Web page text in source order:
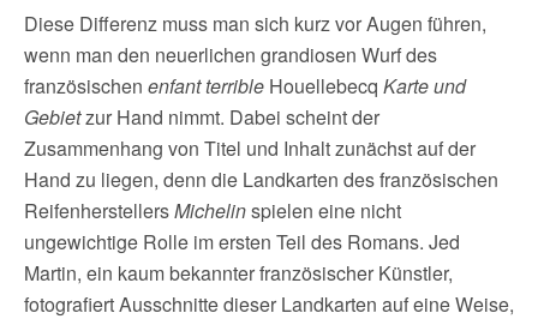
Diese Differenz muss man sich kurz vor Augen führen,
wenn man den neuerlichen grandiosen Wurf des
französischen enfant terrible Houellebecq Karte und
Gebietzur Hand nimmt. Dabei scheint der
Zusammenhang von Titel und Inhalt zunächst auf der
Hand zu liegen, denn die Landkarten des französischen
ReifenherstellersMichelinspielen eine nicht
ungewichtige Rolle im ersten Teil des Romans. Jed
Martin, ein kaum bekannter französischer Künstler,
fotografiert Ausschnitte dieser Landkarten auf eine Weise,